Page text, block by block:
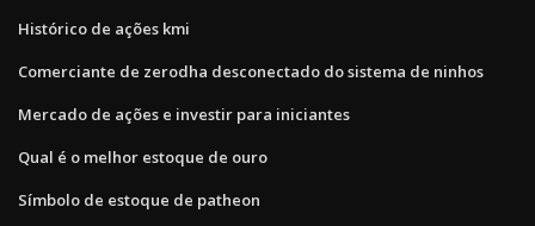
Histórico de ações kmi
Comerciante de zerodha desconectado do sistema de ninhos
Mercado de ações e investir para iniciantes
Qual é o melhor estoque de ouro
Símbolo de estoque de patheon